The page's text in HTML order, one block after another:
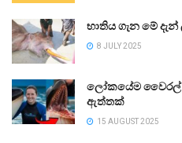
භාතිය ගැන මේ
8 JULY 2025
ලෝකයේම වෛරල්
ඇත්තක්
15 AUGUST 2025